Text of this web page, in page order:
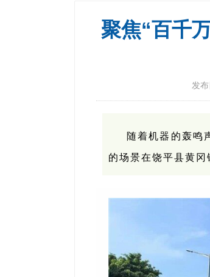
聚焦“百千
发
随着机器的轰鸣
的场景在饶平县黄冈